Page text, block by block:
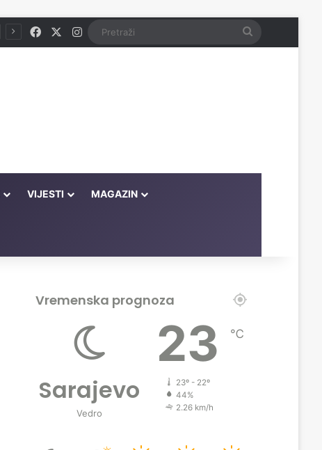
FacebookInstagram Pretraži
VIJESTI MAGAZIN
Vremenska prognoza
Sarajevo
Vedro
23 ℃
23º - 22º
44%
2.26 km/h